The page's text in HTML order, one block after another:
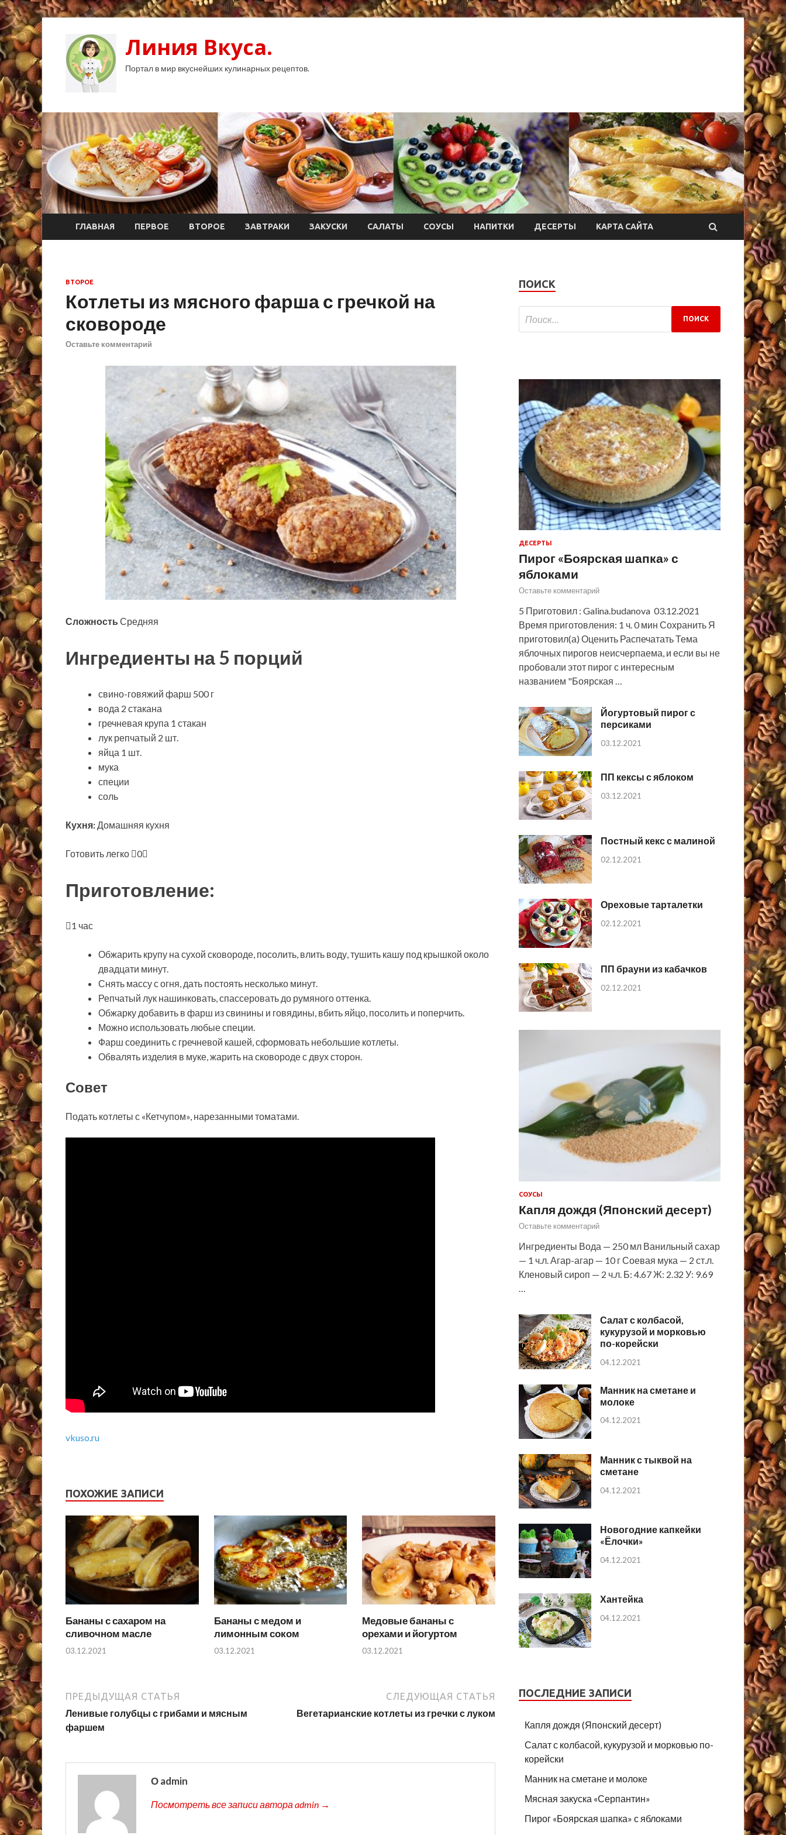
Линия Вкуса.
Портал в мир вкуснейших кулинарных рецептов.
ГЛАВНАЯ ПЕРВОЕ ВТОРОЕ ЗАВТРАКИ ЗАКУСКИ САЛАТЫ СОУСЫ НАПИТКИ ДЕСЕРТЫ КАРТА САЙТА
ВТОРОЕ
Котлеты из мясного фарша с гречкой на
сковороде
Оставьте комментарий
Сложность Средняя
Ингредиенты на 5 порций
свино-говяжий фарш 500 г
вода 2 стакана
гречневая крупа 1 стакан
лук репчатый 2 шт.
яйца 1 шт.
мука
специи
соль
Кухня: Домашняя кухня
Готовить легко 0
Приготовление:
1 час
Обжарить крупу на сухой сковороде, посолить, влить воду, тушить кашу под крышкой около
двадцати минут.
Снять массу с огня, дать постоять несколько минут.
Репчатый лук нашинковать, спассеровать до румяного оттенка.
Обжарку добавить в фарш из свинины и говядины, вбить яйцо, посолить и поперчить.
Можно использовать любые специи.
Фарш соединить с гречневой кашей, сформовать небольшие котлеты.
Обвалять изделия в муке, жарить на сковороде с двух сторон.
Совет
Подать котлеты с «Кетчупом», нарезанными томатами.
vkuso.ru
ПОХОЖИЕ ЗАПИСИ
Бананы с сахаром на
сливочном масле
03.12.2021
Бананы с медом и
лимонным соком
03.12.2021
Медовые бананы с
орехами и йогуртом
03.12.2021
ПРЕДЫДУЩАЯ СТАТЬЯ
Ленивые голубцы с грибами и мясным
фаршем
СЛЕДУЮЩАЯ СТАТЬЯ
Вегетарианские котлеты из гречки с луком
О admin
Посмотреть все записи автора admin →
ПОИСК
ДЕСЕРТЫ
Пирог «Боярская шапка» с
яблоками
Оставьте комментарий
5 Приготовил : Galina.budanova 03.12.2021
Время приготовления: 1 ч. 0 мин Сохранить Я
приготовил(а) Оценить Распечатать Тема
яблочных пирогов неисчерпаема, и если вы не
пробовали этот пирог с интересным
названием "Боярская …
Йогуртовый пирог с
персиками
03.12.2021
ПП кексы с яблоком
03.12.2021
Постный кекс с малиной
02.12.2021
Ореховые тарталетки
02.12.2021
ПП брауни из кабачков
02.12.2021
СОУСЫ
Капля дождя (Японский десерт)
Оставьте комментарий
Ингредиенты Вода — 250 мл Ванильный сахар
— 1 ч.л. Агар-агар — 10 г Соевая мука — 2 ст.л.
Кленовый сироп — 2 ч.л. Б: 4.67 Ж: 2.32 У: 9.69
…
Салат с колбасой,
кукурузой и морковью
по-корейски
04.12.2021
Манник на сметане и
молоке
04.12.2021
Манник с тыквой на
сметане
04.12.2021
Новогодние капкейки
«Ёлочки»
04.12.2021
Хантейка
04.12.2021
ПОСЛЕДНИЕ ЗАПИСИ
Капля дождя (Японский десерт)
Салат с колбасой, кукурузой и морковью по-
корейски
Манник на сметане и молоке
Мясная закуска «Серпантин»
Пирог «Боярская шапка» с яблоками